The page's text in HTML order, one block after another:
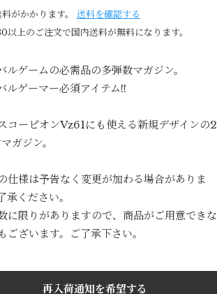
がかかります。
送料を確認する
上のご注文で国内送料が無料になります。
ルゲームの必需品の多弾数マガジン。
ルゲーマー必須アイテム!!
コーピオンVz61にも使える新規デザインの2
ガジン。
仕様は予告なく変更が加わる場合がありま
承ください。
に限りがありますので、商品がご用意できな
ございます。ご了承下さい。
再入荷通知を希望する